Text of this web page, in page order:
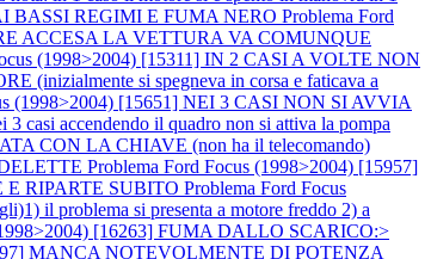
BASSI REGIMI E FUMA NERO Problema Ford
ACCESA LA VETTURA VA COMUNQUE
(1998>2004) [15311] IN 2 CASI A VOLTE NON
(inizialmente si spegneva in corsa e faticava a
(1998>2004) [15651] NEI 3 CASI NON SI AVVIA
casi accendendo il quadro non si attiva la pompa
CON LA CHIAVE (non ha il telecomando)
Problema Ford Focus (1998>2004) [15957]
RIPARTE SUBITO Problema Ford Focus
il problema si presenta a motore freddo 2) a
[16263] FUMA DALLO SCARICO:>
MANCA NOTEVOLMENTE DI POTENZA